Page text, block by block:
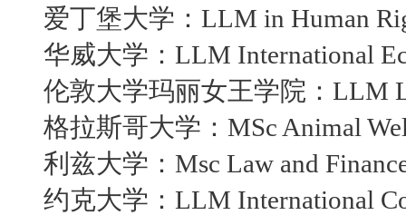
爱丁堡大学： LLM in Human
华威大学： LLM International
伦敦大学玛丽女王学院： LLM
格拉斯哥大学： MSc Animal
利兹大学： Msc Law and
约克大学： LLM International